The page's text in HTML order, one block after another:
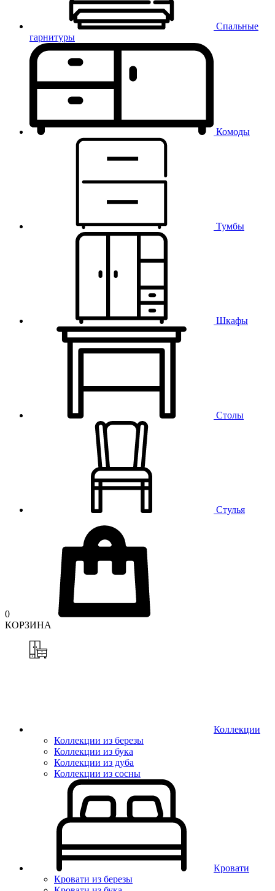
Спальные
гарнитуры
Комоды
Тумбы
Шкафы
Столы
Стулья
0
КОРЗИНА
Коллекции
Коллекции из березы
Коллекции из бука
Коллекции из дуба
Коллекции из сосны
Кровати
Кровати из березы